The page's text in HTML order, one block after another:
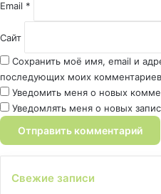
Email *
Сайт
Сохранить моё имя, email и
последующих моих
Уведомить меня о новых
Уведомлять меня о новых
Свежие записи